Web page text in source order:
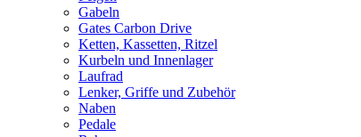
Gabeln
Gates Carbon Drive
Ketten, Kassetten, Ritzel
Kurbeln und Innenlager
Laufrad
Lenker, Griffe und Zubehör
Naben
Pedale